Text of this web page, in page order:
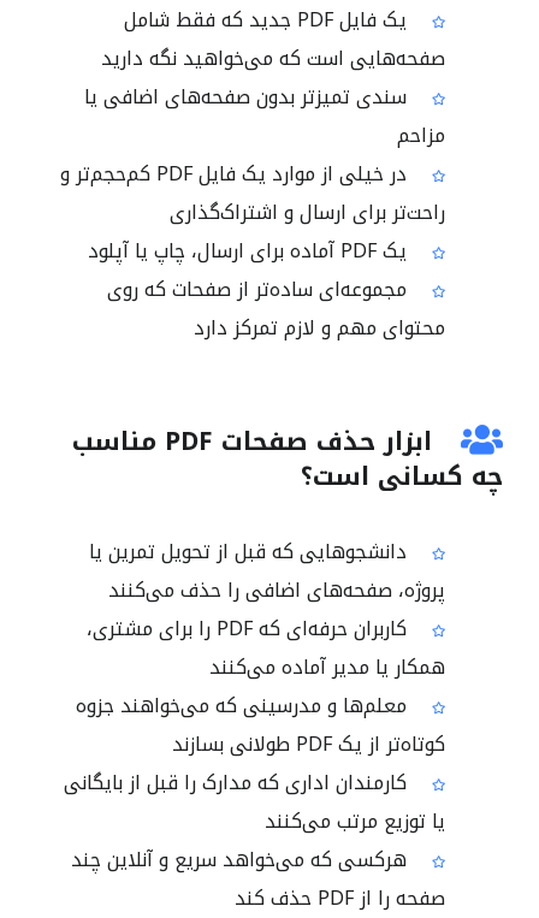
یک فایل PDF جدید که فقط شامل
صفحه‌هایی است که می‌خواهید نگه دارید
سندی تمیزتر بدون صفحه‌های اضافی یا
مزاحم
در خیلی از موارد یک فایل PDF کم‌حجم‌تر و
راحت‌تر برای ارسال و اشتراک‌گذاری
یک PDF آماده برای ارسال، چاپ یا آپلود
مجموعه‌ای ساده‌تر از صفحات که روی
محتوای مهم و لازم تمرکز دارد
ابزار حذف صفحات PDF مناسب
چه کسانی است؟
دانشجوهایی که قبل از تحویل تمرین یا
پروژه، صفحه‌های اضافی را حذف می‌کنند
کاربران حرفه‌ای که PDF را برای مشتری،
همکار یا مدیر آماده می‌کنند
معلم‌ها و مدرسینی که می‌خواهند جزوه
کوتاه‌تر از یک PDF طولانی بسازند
کارمندان اداری که مدارک را قبل از بایگانی
یا توزیع مرتب می‌کنند
هرکسی که می‌خواهد سریع و آنلاین چند
صفحه را از PDF حذف کند